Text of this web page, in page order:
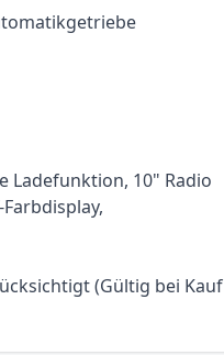
Ladefunktion, 10" Radio
(Gültig bei Kauf